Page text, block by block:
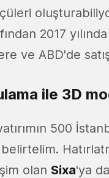
2017
ve ABD'de
ile 3D
500
olan Sixa'ya